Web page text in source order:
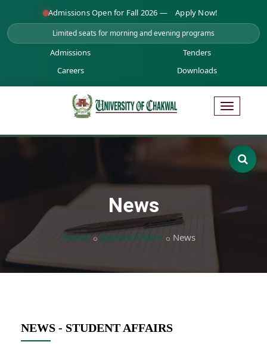
Admissions Open for Fall 2026 — Apply Now!
Limited seats for morning and evening programs
Admissions
Tenders
Careers
Downloads
News
Home Student Affairs News
NEWS - STUDENT AFFAIRS